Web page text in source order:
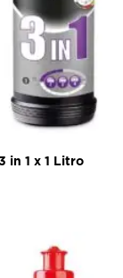
in 1 x 1 Litro